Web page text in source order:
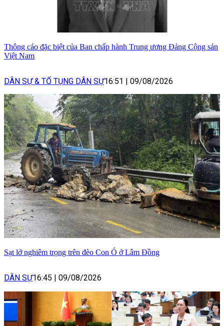
Thông cáo đặc biệt của Ban chấp hành Trung ương Đảng Cộng sản
Việt Nam
DÂN SỰ & TỐ TỤNG DÂN SỰ16:51 09/08/2026
Sạt lở nghiêm trọng trên đèo Con Ó ở Lâm Đồng
DÂN SỰ16:45 09/08/2026